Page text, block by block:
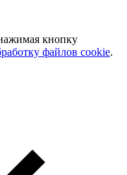
кнопку
файлов cookie.